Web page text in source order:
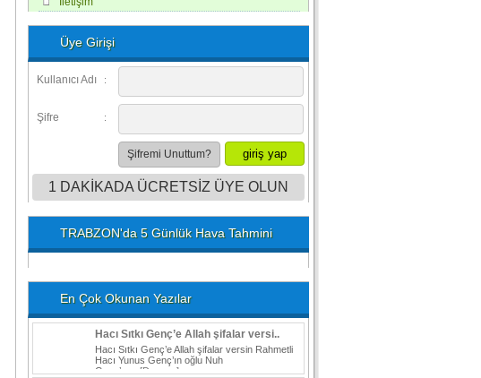
Üye Girişi
Kullanıcı Adı :
Şifre :
Şifremi Unuttum?
1 DAKİKADA ÜCRETSİZ ÜYE OLUN
TRABZON'da 5 Günlük Hava Tahmini
En Çok Okunan Yazılar
Hacı Sıtkı Genç’e Allah şifalar versi..
Hacı Sıtkı Genç’e Allah şifalar versin Rahmetli
Hacı Yunus Genç’ın oğlu Nuh
Genç’ın... [Devamı]